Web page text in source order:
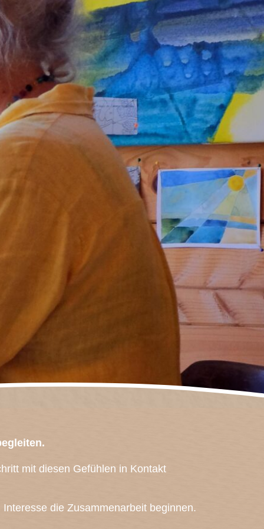
mit diesen Gefühlen in Kontakt
die Zusammenarbeit beginnen.